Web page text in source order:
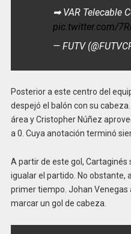
➡ VAR Telecable
pic.twitter.com/
— FUTV
Posterior a este centro del
despejó el balón con su
área y Cristopher Núñez
a 0. Cuya anotación terminó
A partir de este gol, Cartaginés
igualar el partido. No obstante,
primer tiempo. Johan Venegas
marcar un gol de cabeza.